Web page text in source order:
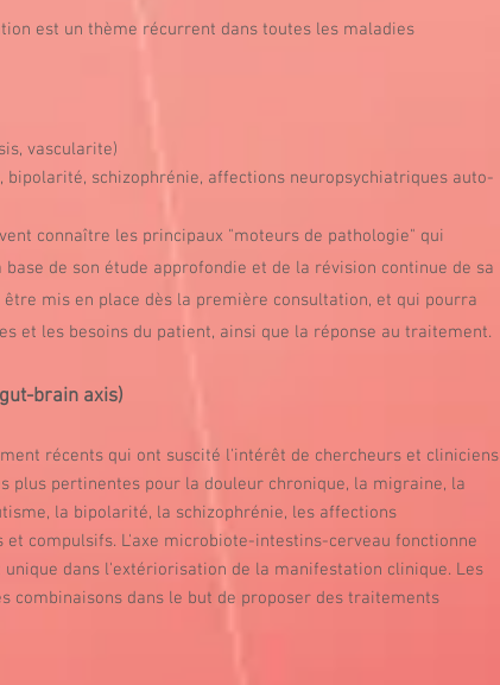
est un thème récurrent dans toutes les maladies
vascularite)
schizophrénie, affections neuropsychiatriques auto-
connaître les principaux "moteurs de pathologie" qui
de son étude approfondie et de la révision continue de sa
mis en place dès la première consultation, et qui pourra
et les besoins du patient, ainsi que la réponse au traitement.
brain axis)
récents qui ont suscité l'intérêt de chercheurs et cliniciens
plus pertinentes pour la douleur chronique, la migraine, la
la bipolarité, la schizophrénie, les affections
compulsifs. L'axe microbiote-intestins-cerveau fonctionne
dans l'extériorisation de la manifestation clinique. Les
combinaisons dans le but de proposer des traitements